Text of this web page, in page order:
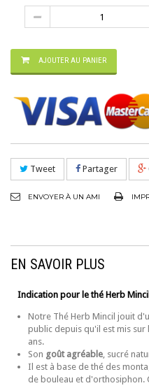
AJOUTER AU PANIER
Tweet Partager
ENVOYER À UN AMI
EN SAVOIR PLUS
Indication pour le thé Herb
Notre Thé Herb Mincil jouit
public depuis qu'il est mis sur
ans.
Son goût agréable, sucré
Il est à base de thé des
de bouleau et d'orthosiphon.